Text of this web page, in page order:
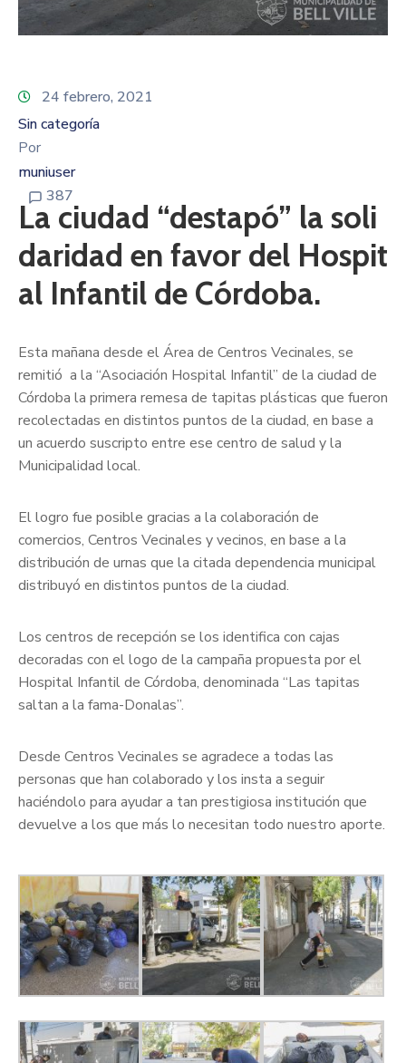
24 febrero, 2021
Sin categoría
Por
muniuser
387
La ciudad “destapó” la soli
daridad en favor del Hospit
al Infantil de Córdoba.
Esta mañana desde el Área de Centros Vecinales, se
remitió a la “Asociación Hospital Infantil” de la ciudad de
Córdoba la primera remesa de tapitas plásticas que fueron
recolectadas en distintos puntos de la ciudad, en base a
un acuerdo suscripto entre ese centro de salud y la
Municipalidad local.
El logro fue posible gracias a la colaboración de
comercios, Centros Vecinales y vecinos, en base a la
distribución de urnas que la citada dependencia municipal
distribuyó en distintos puntos de la ciudad.
Los centros de recepción se los identifica con cajas
decoradas con el logo de la campaña propuesta por el
Hospital Infantil de Córdoba, denominada “Las tapitas
saltan a la fama-Donalas”.
Desde Centros Vecinales se agradece a todas las
personas que han colaborado y los insta a seguir
haciéndolo para ayudar a tan prestigiosa institución que
devuelve a los que más lo necesitan todo nuestro aporte.